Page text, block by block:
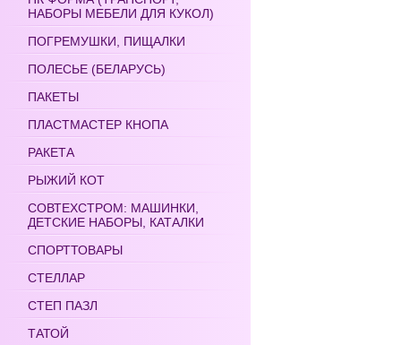
НАБОРЫ МЕБЕЛИ ДЛЯ КУКОЛ)
ПОГРЕМУШКИ, ПИЩАЛКИ
ПОЛЕСЬЕ (БЕЛАРУСЬ)
ПАКЕТЫ
ПЛАСТМАСТЕР КНОПА
РАКЕТА
РЫЖИЙ КОТ
СОВТЕХСТРОМ: МАШИНКИ,
ДЕТСКИЕ НАБОРЫ, КАТАЛКИ
СПОРТТОВАРЫ
СТЕЛЛАР
СТЕП ПАЗЛ
ТАТОЙ